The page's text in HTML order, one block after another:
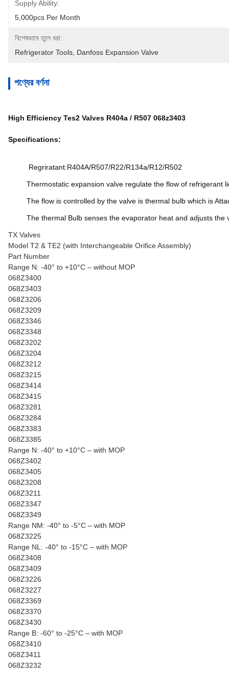
Supply Ability:
5,000pcs Per Month
বিশেষভাবে তুলে ধরা:
Refrigerator Tools Danfoss Expansion Valve
পণ্যের বর্ণনা
High Efficiency Tes2 Valves R404a / R507 068z3403
Specifications:
Regriratant:R404A/R507/R22/R134a/R12/R502
Thermostatic expansion valve regulate the flow of refrigerant
The flow is controlled by the valve is thermal bulb which is
The thermal Bulb senses the evaporator heat and adjusts
TX Valves
Model T2 & TE2 (with Interchangeable Orifice Assembly)
Part Number
Range N: -40° to +10°C – without MOP
068Z3400
068Z3403
068Z3206
068Z3209
068Z3346
068Z3348
068Z3202
068Z3204
068Z3212
068Z3215
068Z3414
068Z3415
068Z3281
068Z3284
068Z3383
068Z3385
Range N: -40° to +10°C – with MOP
068Z3402
068Z3405
068Z3208
068Z3211
068Z3347
068Z3349
Range NM: -40° to -5°C – with MOP
068Z3225
Range NL: -40° to -15°C – with MOP
068Z3408
068Z3409
068Z3226
068Z3227
068Z3369
068Z3370
068Z3430
Range B: -60° to -25°C – with MOP
068Z3410
068Z3411
068Z3232